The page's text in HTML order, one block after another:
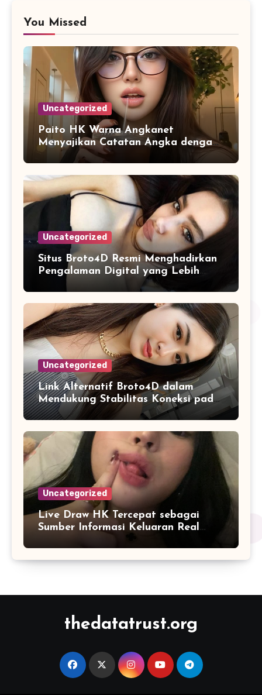
You Missed
Uncategorized
Paito HK Warna Angkanet
Menyajikan Catatan Angka dengan
Tampilan Digital yang Lebih
Uncategorized
Situs Broto4D Resmi Menghadirkan
Pengalaman Digital yang Lebih
Nyaman bagi Pengguna
Uncategorized
Link Alternatif Broto4D dalam
Mendukung Stabilitas Koneksi pada
Platform Berbasis Web
Uncategorized
Live Draw HK Tercepat sebagai
Sumber Informasi Keluaran Real
thedatatrust.org